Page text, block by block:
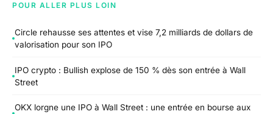
POUR ALLER PLUS LOIN
Circle rehausse ses attentes et vise 7,2 milliards de dollars de
valorisation pour son IPO
IPO crypto : Bullish explose de 150 % dès son entrée à Wall
Street
OKX lorgne une IPO à Wall Street : une entrée en bourse aux